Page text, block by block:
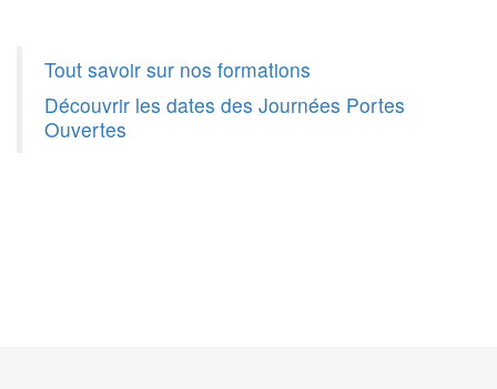
Tout savoir sur nos formations
Découvrir les dates des Journées Portes
Ouvertes